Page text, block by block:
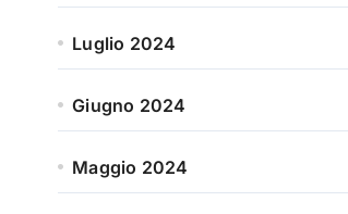
Luglio 2024
Giugno 2024
Maggio 2024